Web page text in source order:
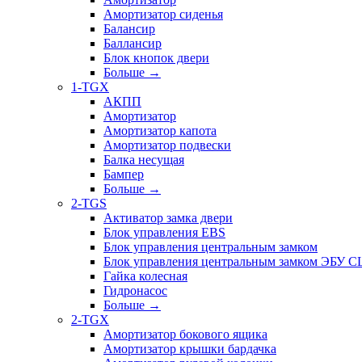
Амортизатор сиденья
Балансир
Баллансир
Блок кнопок двери
Больше →
1-TGX
АКПП
Амортизатор
Амортизатор капота
Амортизатор подвески
Балка несущая
Бампер
Больше →
2-TGS
Активатор замка двери
Блок управления EBS
Блок управления центральным замком
Блок управления центральным замком ЭБУ
Гайка колесная
Гидронасос
Больше →
2-TGX
Амортизатор бокового ящика
Амортизатор крышки бардачка